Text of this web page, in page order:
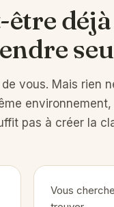
vous. Mais rien
pas à créer la
Vous